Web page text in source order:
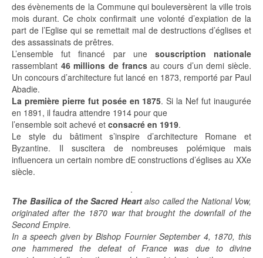
des évènements de la Commune qui bouleversèrent la ville trois
mois durant. Ce choix confirmait une volonté d’expiation de la
part de l’Eglise qui se remettait mal de destructions d’églises et
des assassinats de prêtres.
L’ensemble fut financé par une souscription nationale
rassemblant 46 millions de francsau cours d’un demi siècle.
Un concours d’architecture fut lancé en 1873, remporté par Paul
Abadie.
La première pierre fut posée en 1875. Si la Nef fut inaugurée
en 1891, il faudra attendre 1914 pour que
l’ensemble soit achevé et consacré en 1919.
Le style du bâtiment s’inspire d’architecture Romane et
Byzantine. Il suscitera de nombreuses polémique mais
influencera un certain nombre dE constructions d’églises au XXe
siècle.
.
The Basilica of the Sacred Heartalso called the National Vow,
originated after the 1870 war that brought the downfall of the
Second Empire.
In a speech given by Bishop Fournier September 4, 1870, this
one hammered the defeat of France was due to divine